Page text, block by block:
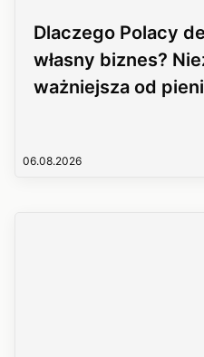
Dlaczego Polacy
własny biznes?
ważniejsza od
06.08.2026